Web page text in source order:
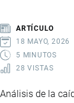
2025
Y
ARTÍCULO
18 MAYO, 2026
5 MINUTOS
28 VISTAS
Análisis de la